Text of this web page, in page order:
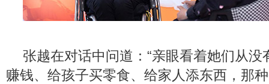
张越在对话中问道：“亲眼看着她们从没
赚钱、给孩子买零食、给家人添东西，那